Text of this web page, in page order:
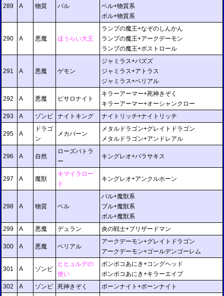
289 A 物質 バル
ベル+物質系
ボル+物質系
290 A 悪魔 ほうらい大王
ランプの魔王+なぞのしんかん
ランプの魔王+アークデーモン
ランプの魔王+ボストロール
291 A 悪魔 ゲモン
ジャミラス+バズズ
ジャミラス+アトラス
ジャミラス+ベリアル
292 A 悪魔 ピサロナイト
キラーアーマー+死神きぞく
キラーアーマー+オーシャンクロー
293
A ゾンビ ナイトキング ナイトリッチ+ナイトリッチ
295 A
ドラゴ
ン
メカバーン
メタルドラゴン+グレイトドラゴン
メタルドラゴン+アンドレアル
296 A 自然
ローズバトラ
ー
キングレオ+パラサキス
297 A 魔獣
キマイラロー
ド
キングレオ+アンクルホーン
298 A 物質 ベル
バル+魔獣系
ブル+魔獣系
ボル+魔獣系
299
A 悪魔 デュラン 炎の戦士+ブリザードマン
300 A 悪魔 ベリアル
アークデーモン+グレイトドラゴン
アークデーモン+ゴールデンゴーレム
301 A ゾンビ
ヒヒュルデの
使い
ポンポコあにき+コングヘッド
ポンポコあにき+キラーエイプ
302
A ゾンビ 死神きぞく
ボーンナイト+ボーンナイト